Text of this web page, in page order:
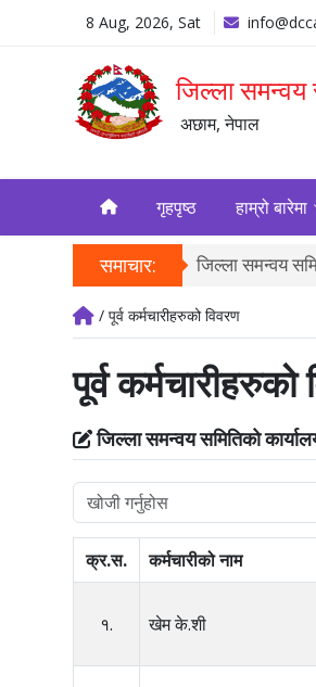
8 Aug, 2026, Sat
जिल्ला समन्वय
अछाम, नेपाल
गृहपृष्ठ हाम्रो बारेमा
समाचार:
तथा अनुगमन... जिल्ला समन्वय
/ पूर्व कर्मचारीहरुको विवरण
पूर्व कर्मचारीहरुको
जिल्ला समन्वय समितिको
क्र.स. कर्मचारीको नाम
१. खेम के.शी